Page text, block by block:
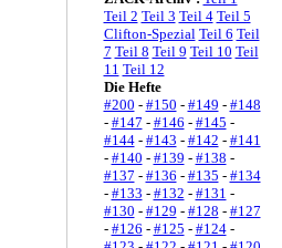
Teil 2 Teil 3 Teil 4 Teil 5
Clifton-Spezial Teil 6 Teil
7 Teil 8 Teil 9 Teil 10 Teil
11 Teil 12
Die Hefte
#200 - #150 - #149 - #148
- #147 - #146 - #145 -
#144- #143 - #142 - #141
- #140 - #139 - #138 -
#137 - #136 - #135 - #134
- #133 - #132 - #131 -
#130 - #129 - #128 - #127
- #126 - #125 - #124-